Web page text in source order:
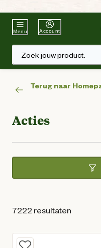
Beste
Menu Account
Zoek jouw product.
Terug naar
Acties
7222 resultaten